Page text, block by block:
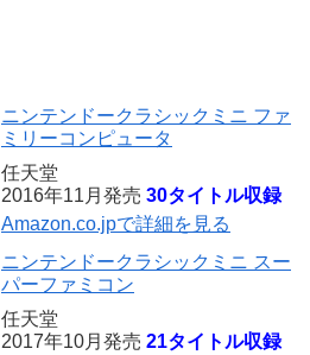
ニンテンドークラシックミニ ファ
ミリーコンピュータ
任天堂
2016年11月発売 30タイトル収録
Amazon.co.jpで詳細を見る
ニンテンドークラシックミニ スー
パーファミコン
任天堂
2017年10月発売 21タイトル収録